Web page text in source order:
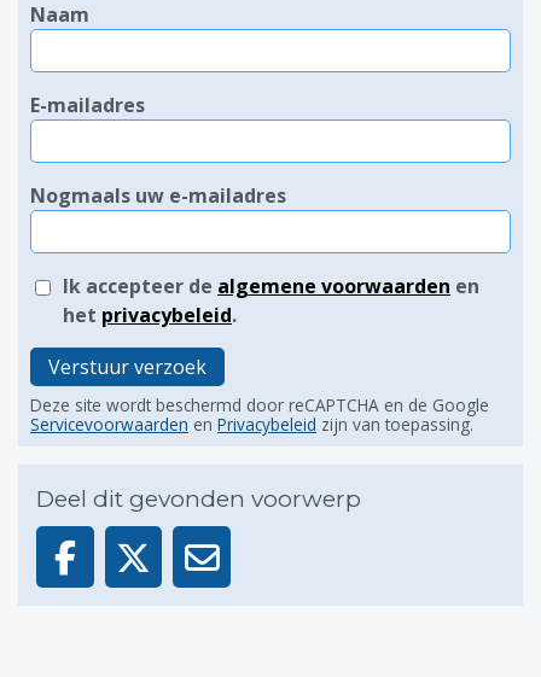
Naam
E-mailadres
Nogmaals uw e-mailadres
Ik accepteer de algemene voorwaarden en
het privacybeleid.
Verstuur verzoek
Deze site wordt beschermd door reCAPTCHA en de Google
Servicevoorwaarden en Privacybeleid zijn van toepassing.
Deel dit gevonden voorwerp